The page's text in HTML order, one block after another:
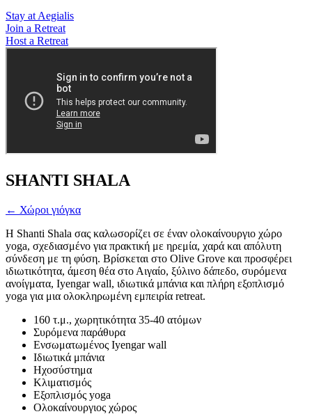
Stay at Aegialis
Join a Retreat
Host a Retreat
SHANTI SHALA
← Χώροι γιόγκα
Η Shanti Shala σας καλωσορίζει σε έναν ολοκαίνουργιο χώρο
yoga, σχεδιασμένο για πρακτική με ηρεμία, χαρά και απόλυτη
σύνδεση με τη φύση. Βρίσκεται στο Olive Grove και προσφέρει
ιδιωτικότητα, άμεση θέα στο Αιγαίο, ξύλινο δάπεδο, συρόμενα
ανοίγματα, Iyengar wall, ιδιωτικά μπάνια και πλήρη εξοπλισμό
yoga για μια ολοκληρωμένη εμπειρία retreat.
160 τ.μ., χωρητικότητα 35-40 ατόμων
Συρόμενα παράθυρα
Ενσωματωμένος Iyengar wall
Ιδιωτικά μπάνια
Ηχοσύστημα
Κλιματισμός
Εξοπλισμός yoga
Ολοκαίνουργιος χώρος